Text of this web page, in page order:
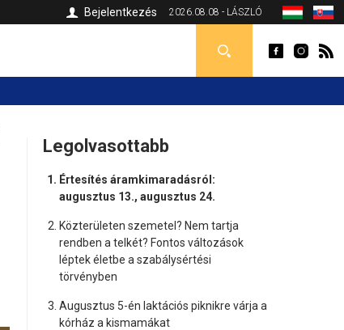
2026.08.08 - LÁSZLÓ
Bejelentkezés
Legolvasottabb
Értesítés áramkimaradásról:
augusztus 13., augusztus 24.
Közterületen szemetel? Nem tartja
rendben a telkét? Fontos változások
léptek életbe a szabálysértési
törvényben
Augusztus 5-én laktációs piknikre várja a
kórház a kismamákat